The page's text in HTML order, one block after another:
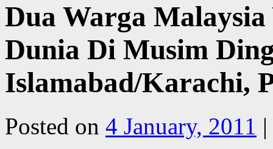
Dua Warga
Dunia Di Musim
Islamabad/Karachi,
Posted on 4 January, 2011 |